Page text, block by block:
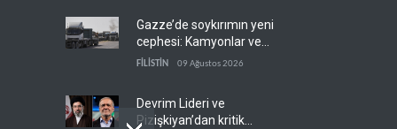
Gazze’de soykırımın yeni
cephesi: Kamyonlar ve
sürücüler de hedefte
FİLİSTİN 09 Ağustos 2026
Devrim Lideri ve
Pizişkiyan’dan kritik